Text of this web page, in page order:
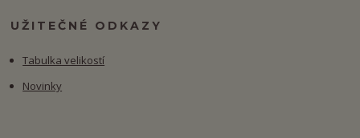
UŽITEČNÉ ODKAZY
Tabulka velikostí
Novinky